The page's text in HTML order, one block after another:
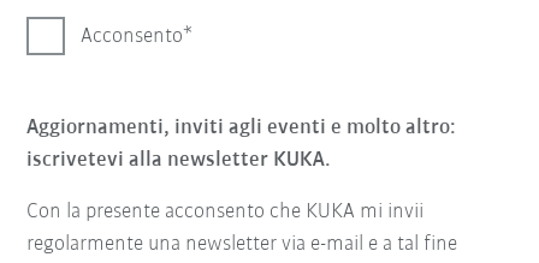
Acconsento
Aggiornamenti, inviti agli eventi e molto altro:
iscrivetevi alla newsletter KUKA.
Con la presente acconsento che KUKA mi invii
regolarmente una newsletter via e-mail e a tal fine